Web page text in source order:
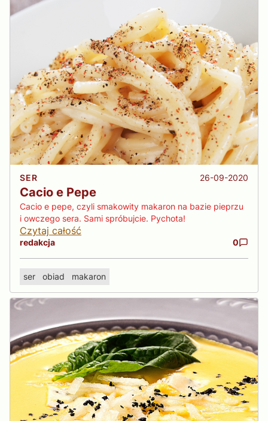
SER 26-09-2020
Cacio e Pepe
Cacio e pepe, czyli smakowity makaron na bazie pieprzu
i owczego sera. Sami spróbujcie. Pychota!
Czytaj całość
redakcja 0
ser obiad makaron